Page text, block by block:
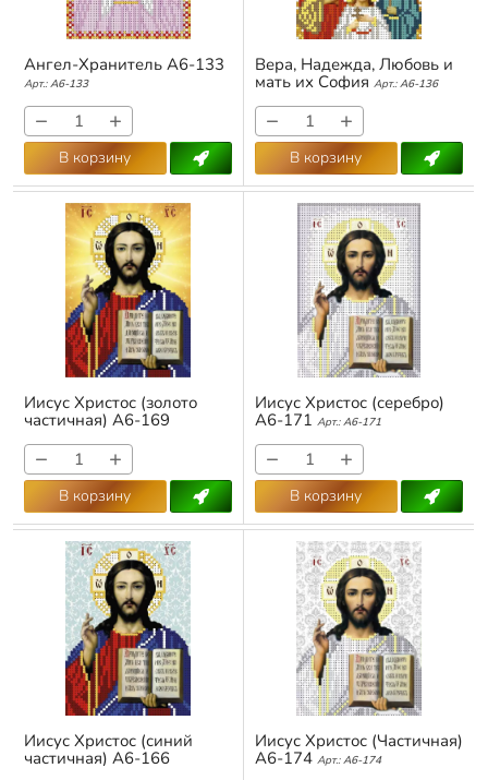
Ангел-Хранитель А6-133
Арт.: А6-133
− +
В корзину
Вера, Надежда, Любовь и
мать их София Арт.: А6-136
− +
В корзину
Иисус Христос (золото
частичная) А6-169
− +
В корзину
Иисус Христос (серебро)
А6-171 Арт.: А6-171
− +
В корзину
Иисус Христос (синий
частичная) А6-166
Иисус Христос (Частичная)
А6-174 Арт.: А6-174